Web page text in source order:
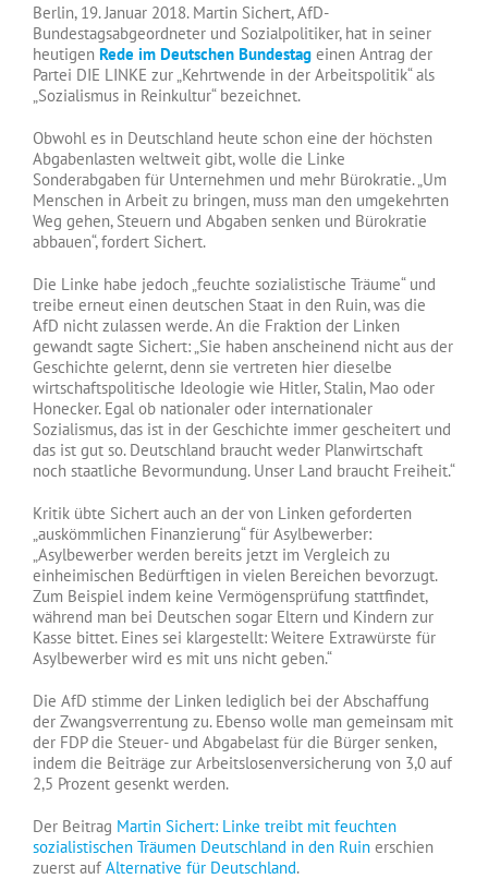
Berlin, 19. Januar 2018. Martin Sichert, AfD-
Bundestagsabgeordneter und Sozialpolitiker, hat in seiner
heutigen Rede im Deutschen Bundestag einen Antrag der
Partei DIE LINKE zur „Kehrtwende in der Arbeitspolitik“ als
„Sozialismus in Reinkultur“ bezeichnet.
Obwohl es in Deutschland heute schon eine der höchsten
Abgabenlasten weltweit gibt, wolle die Linke
Sonderabgaben für Unternehmen und mehr Bürokratie. „Um
Menschen in Arbeit zu bringen, muss man den umgekehrten
Weg gehen, Steuern und Abgaben senken und Bürokratie
abbauen“, fordert Sichert.
Die Linke habe jedoch „feuchte sozialistische Träume“ und
treibe erneut einen deutschen Staat in den Ruin, was die
AfD nicht zulassen werde. An die Fraktion der Linken
gewandt sagte Sichert: „Sie haben anscheinend nicht aus der
Geschichte gelernt, denn sie vertreten hier dieselbe
wirtschaftspolitische Ideologie wie Hitler, Stalin, Mao oder
Honecker. Egal ob nationaler oder internationaler
Sozialismus, das ist in der Geschichte immer gescheitert und
das ist gut so. Deutschland braucht weder Planwirtschaft
noch staatliche Bevormundung. Unser Land braucht Freiheit.“
Kritik übte Sichert auch an der von Linken geforderten
„auskömmlichen Finanzierung“ für Asylbewerber:
„Asylbewerber werden bereits jetzt im Vergleich zu
einheimischen Bedürftigen in vielen Bereichen bevorzugt.
Zum Beispiel indem keine Vermögensprüfung stattfindet,
während man bei Deutschen sogar Eltern und Kindern zur
Kasse bittet. Eines sei klargestellt: Weitere Extrawürste für
Asylbewerber wird es mit uns nicht geben.“
Die AfD stimme der Linken lediglich bei der Abschaffung
der Zwangsverrentung zu. Ebenso wolle man gemeinsam mit
der FDP die Steuer- und Abgabelast für die Bürger senken,
indem die Beiträge zur Arbeitslosenversicherung von 3,0 auf
2,5 Prozent gesenkt werden.
Der Beitrag Martin Sichert: Linke treibt mit feuchten
sozialistischen Träumen Deutschland in den Ruin erschien
zuerst auf Alternative für Deutschland.